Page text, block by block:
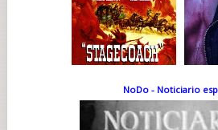
NoDo - Noticiario